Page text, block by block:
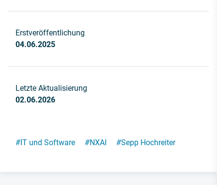
Erstveröffentlichung
04.06.2025
Letzte Aktualisierung
02.06.2026
#IT und Software #NXAI #Sepp Hochreiter